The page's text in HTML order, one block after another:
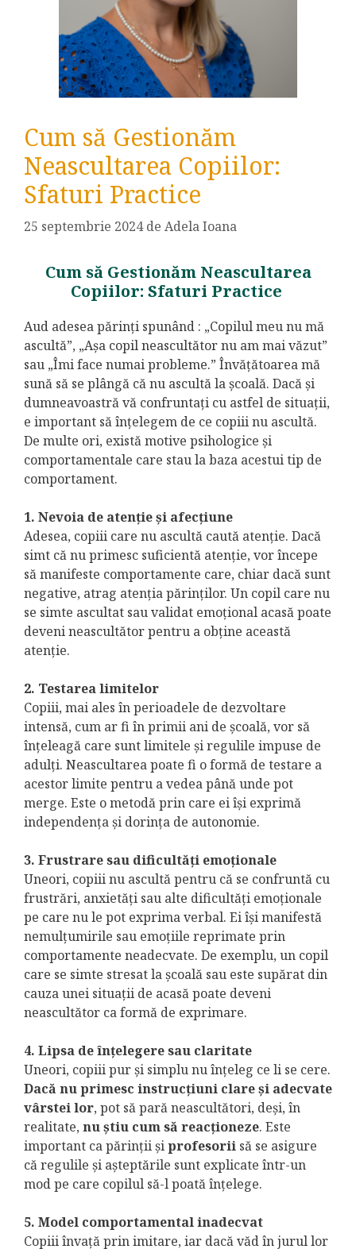
Cum să Gestionăm
Neascultarea Copiilor:
Sfaturi Practice
25 septembrie 2024 de Adela Ioana
Cum să Gestionăm Neascultarea
Copiilor: Sfaturi Practice
Aud adesea părinți spunând : „Copilul meu nu mă
ascultă”, „Așa copil neascultător nu am mai văzut”
sau „Îmi face numai probleme.” Învățătoarea mă
sună să se plângă că nu ascultă la școală. Dacă și
dumneavoastră vă confruntați cu astfel de situații,
e important să înțelegem de ce copiii nu ascultă.
De multe ori, există motive psihologice și
comportamentale care stau la baza acestui tip de
comportament.
1. Nevoia de atenție și afecțiune
Adesea, copiii care nu ascultă caută atenție. Dacă
simt că nu primesc suficientă atenție, vor începe
să manifeste comportamente care, chiar dacă sunt
negative, atrag atenția părinților. Un copil care nu
se simte ascultat sau validat emoțional acasă poate
deveni neascultător pentru a obține această
atenție.
2. Testarea limitelor
Copiii, mai ales în perioadele de dezvoltare
intensă, cum ar fi în primii ani de școală, vor să
înțeleagă care sunt limitele și regulile impuse de
adulți. Neascultarea poate fi o formă de testare a
acestor limite pentru a vedea până unde pot
merge. Este o metodă prin care ei își exprimă
independența și dorința de autonomie.
3. Frustrare sau dificultăți emoționale
Uneori, copiii nu ascultă pentru că se confruntă cu
frustrări, anxietăți sau alte dificultăți emoționale
pe care nu le pot exprima verbal. Ei își manifestă
nemulțumirile sau emoțiile reprimate prin
comportamente neadecvate. De exemplu, un copil
care se simte stresat la școală sau este supărat din
cauza unei situații de acasă poate deveni
neascultător ca formă de exprimare.
4. Lipsa de înțelegere sau claritate
Uneori, copiii pur și simplu nu înțeleg ce li se cere.
Dacă nu primesc instrucțiuni clare și adecvate
vârstei lor, pot să pară neascultători, deși, în
realitate, nu știu cum să reacționeze. Este
important ca părinții şiprofesorii să se asigure
că regulile și așteptările sunt explicate într-un
mod pe care copilul să-l poată înțelege.
5. Model comportamental inadecvat
Copiii învață prin imitare, iar dacă văd în jurul lor